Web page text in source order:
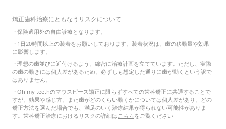
矯正歯科治療にともなうリスクについて
・保険適用外の自由診療となります。
・ 1日20時間以上の装着をお願いしております。装着状況は、歯の移動量や効果
に影響します。
・理想の歯並びに近付けるよう、綿密に治療計画を立てています。ただし、実際
の歯の動きには個人差があるため、必ずしも想定した通りに歯が動くという訳で
はありません。
・Oh my teethのマウスピース矯正に限らずすべての歯科矯正に共通することで
すが、効果や感じ方、また歯がどのくらい動くかについては個人差があり、どの
矯正方法を選んだ場合でも、満足のいく治療結果が得られない可能性がありま
す。歯科矯正治療におけるリスクの詳細はこちらをご覧ください